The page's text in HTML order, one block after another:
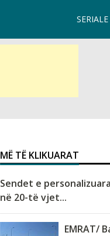
SERIALE
MË TË KLIKUARAT
Sendet e
në 20-të vjet...
EMRAT/